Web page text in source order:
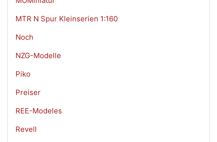
MTR N Spur Kleinserien 1:160
Noch
NZG-Modelle
Piko
Preiser
REE-Modeles
Revell